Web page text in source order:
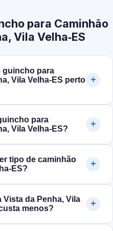
para Caminhão
Vila Velha‑ES
guincho para
Vila Velha‑ES perto
para
Vila Velha‑ES?
tipo de caminhão
da Penha, Vila
menos?